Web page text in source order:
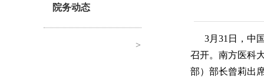
院务动态
>
3月31日，中
召开。南方医科
部）部长曾莉出